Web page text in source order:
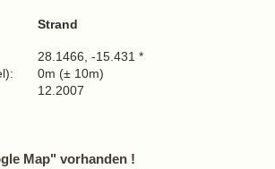
Strand
28.1466, -15.431 *
0m (± 10m)
12.2007
Map" vorhanden !